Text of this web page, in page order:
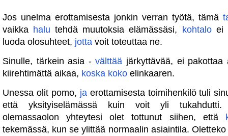
Jos unelma erottamisesta jonkin verran työtä, tämä
vaikka halu tehdä muutoksia elämässäsi, kohtaloei
luoda olosuhteet, jotta voit toteuttaa ne.
Sinulle, tärkein asia -välttää järkyttävää, ei
kiirehtimättä aikaa, koska koko elinkaaren.
Unessa olit pomo, jaerottamisesta toimihenkilö tuli
että yksityiselämässä kuin voit yli
olemassaolon yhteytesi olet tottunut siihen, että
tekemässä, kun se ylittää normaalin asiaintila.